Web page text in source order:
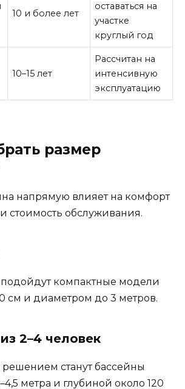
10 и более лет
оставаться на
участке
круглый год
10–15 лет
Рассчитан на
интенсивную
эксплуатацию
размер
напрямую влияет на комфорт
стоимость обслуживания.
компактные модели
см и диаметром до 3 метров.
2–4 человек
станут бассейны
метра и глубиной около 120